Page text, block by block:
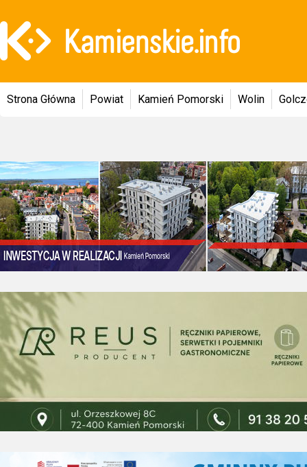
Strona Główna Powiat Kamień Pomorski Wolin